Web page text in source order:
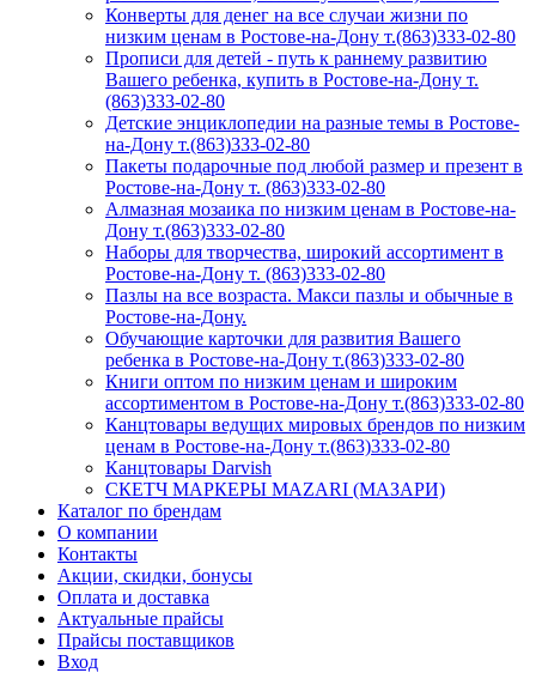
Конверты для денег на все случаи жизни по
низким ценам в Ростове-на-Дону т.(863)333-02-80
Прописи для детей - путь к раннему развитию
Вашего ребенка, купить в Ростове-на-Дону т.
(863)333-02-80
Детские энциклопедии на разные темы в Ростове-
на-Дону т.(863)333-02-80
Пакеты подарочные под любой размер и презент в
Ростове-на-Дону т. (863)333-02-80
Алмазная мозаика по низким ценам в Ростове-на-
Дону т.(863)333-02-80
Наборы для творчества, широкий ассортимент в
Ростове-на-Дону т. (863)333-02-80
Пазлы на все возраста. Макси пазлы и обычные в
Ростове-на-Дону.
Обучающие карточки для развития Вашего
ребенка в Ростове-на-Дону т.(863)333-02-80
Книги оптом по низким ценам и широким
ассортиментом в Ростове-на-Дону т.(863)333-02-80
Канцтовары ведущих мировых брендов по низким
ценам в Ростове-на-Дону т.(863)333-02-80
Канцтовары Darvish
СКЕТЧ МАРКЕРЫ MAZARI (МАЗАРИ)
Каталог по брендам
О компании
Контакты
Акции, скидки, бонусы
Оплата и доставка
Актуальные прайсы
Прайсы поставщиков
Вход